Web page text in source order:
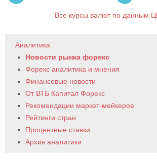
Все курсы валют по данным
Аналитика
Новости рынка форекс
Форекс аналитика и мнения
Финансовые новости
От ВТБ Капитал Форекс
Рекомендации маркет-мейкеров
Рейтинги стран
Процентные ставки
Архив аналитики